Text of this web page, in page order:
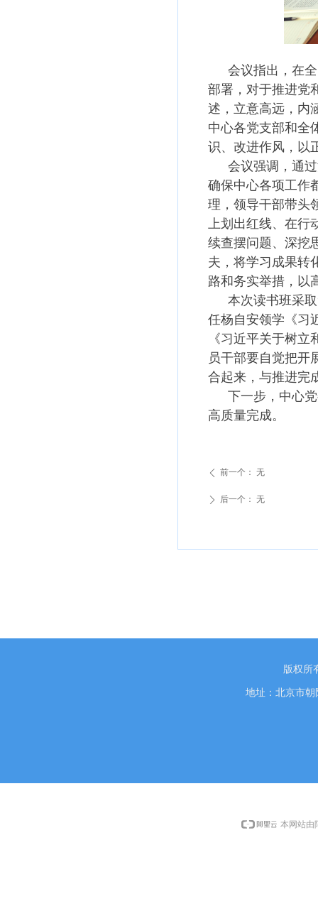
会议指出，在
部署，对于推进党
述，立意高远，内
中心各党支部和全
识、改进作风，以
会议强调，通
确保中心各项工作
理，领导干部带头
上划出红线、在行
续查摆问题、深挖
夫，将学习成果转
路和务实举措，以
本次读书班采
任杨自安领学《习
《习近平关于树
员干部要自觉把开
合起来，与推进完
下一步，中心
高质量完成。
ꄴ 前一个： 无
ꄲ 后一个： 无
版权所
地址：北京市
本网站由